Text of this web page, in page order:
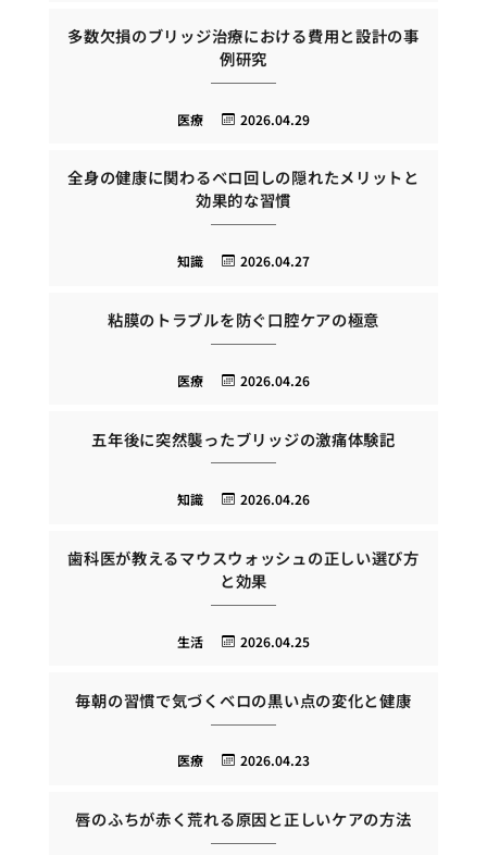
多数欠損のブリッジ治療における費用と設計の事
例研究
2026.04.29
医療
全身の健康に関わるベロ回しの隠れたメリットと
効果的な習慣
2026.04.27
知識
粘膜のトラブルを防ぐ口腔ケアの極意
2026.04.26
医療
五年後に突然襲ったブリッジの激痛体験記
2026.04.26
知識
歯科医が教えるマウスウォッシュの正しい選び方
と効果
2026.04.25
生活
毎朝の習慣で気づくベロの黒い点の変化と健康
2026.04.23
医療
唇のふちが赤く荒れる原因と正しいケアの方法